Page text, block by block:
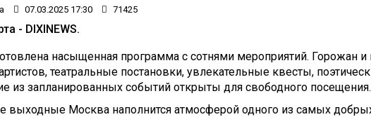
07.03.2025 17:30 71425
- DIXINEWS.
насыщенная программа с сотнями мероприятий. Горожан
театральные постановки, увлекательные квесты,
из запланированных событий открыты для свободного посещения.
выходные Москва наполнится атмосферой одного из самых